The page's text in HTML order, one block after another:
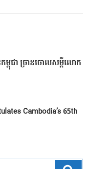
ម្ពុជា​ ច្រានចោល​​សម្តី​លោក​
Cambodia’s 65th